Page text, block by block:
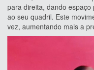
para direita, dando
ao seu quadril. Este
vez, aumentando mais a